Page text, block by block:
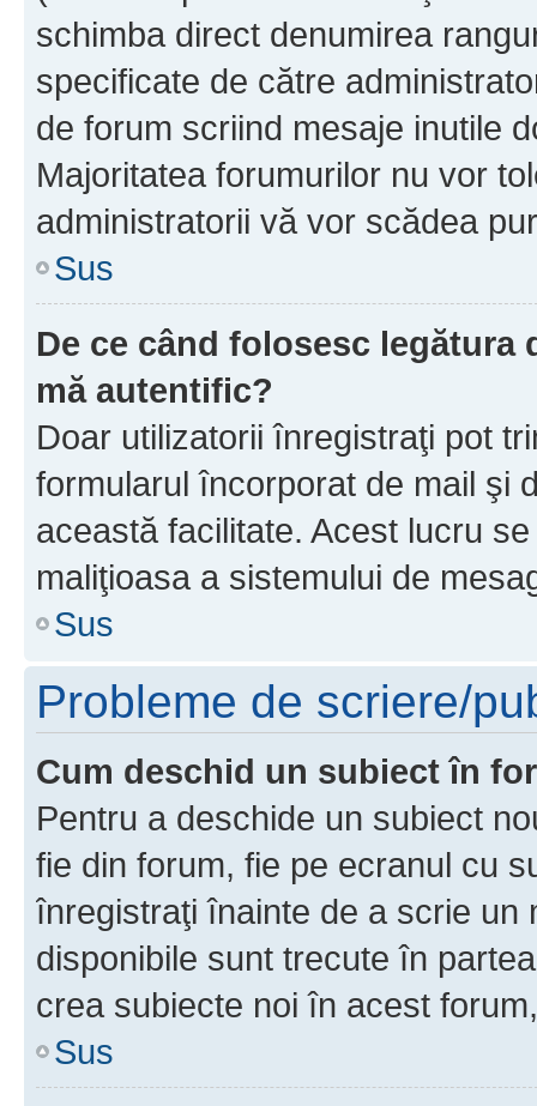
schimba direct denumirea
specificate de către
de forum scriind mesaje inutile
Majoritatea forumurilor nu vor
administratorii vă vor scădea
Sus
De ce când folosesc
mă autentific?
Doar utilizatorii înregistraţi pot
formularul încorporat de mail şi
această facilitate. Acest lucru
maliţioasa a sistemului de
Sus
Probleme de scriere/
Cum deschid un subiect în
Pentru a deschide un subiect
fie din forum, fie pe ecranul cu
înregistraţi înainte de a scrie un
disponibile sunt trecute în
crea subiecte noi în acest
Sus